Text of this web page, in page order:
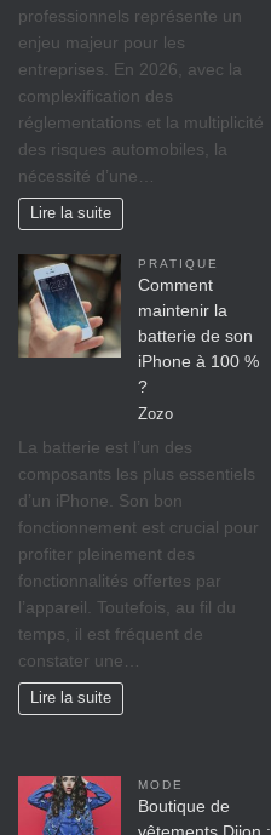
professionnels représente un
enjeu majeur pour les
entreprises. En 2026, avec la
complexification des
réglementations et la multiplicité
des risques automobiles, la
nécessité d’une…
Lire la suite
PRATIQUE
Comment
maintenir la
batterie de son
iPhone à 100 %
?
Zozo
La batterie est l’un des
composants les plus essentiels
d’un iPhone. Son bon
fonctionnement est crucial pour
profiter pleinement des
fonctionnalités offertes par
l’appareil. Toutefois, au fil du
temps, il est fréquent de
constater une…
Lire la suite
MODE
Boutique de
vêtements Dijon :